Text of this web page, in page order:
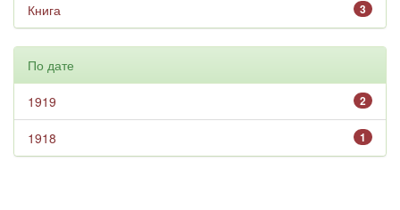
3
Книга
По дате
2
1919
1
1918